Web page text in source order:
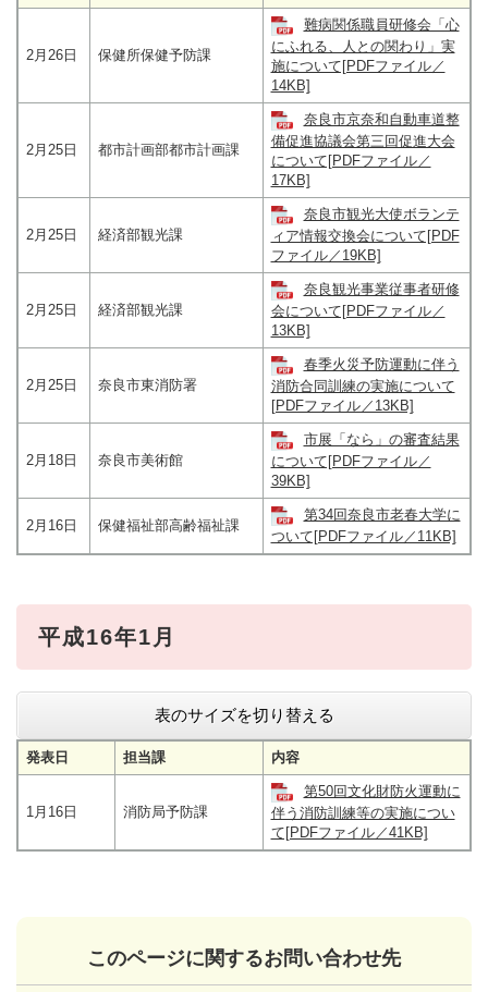
2月26日 保健所保健予防課
難病関係職員研修会「心
にふれる、人との関わり」実
施について[PDFファイル／
14KB]
2月25日 都市計画部都市計画課
奈良市京奈和自動車道整
備促進協議会第三回促進大会
について[PDFファイル／
17KB]
2月25日 経済部観光課
奈良市観光大使ボランテ
ィア情報交換会について[PDF
ファイル／19KB]
2月25日 経済部観光課
奈良観光事業従事者研修
会について[PDFファイル／
13KB]
2月25日 奈良市東消防署
春季火災予防運動に伴う
消防合同訓練の実施について
[PDFファイル／13KB]
2月18日 奈良市美術館
市展「なら」の審査結果
について[PDFファイル／
39KB]
2月16日 保健福祉部高齢福祉課
第34回奈良市老春大学に
ついて[PDFファイル／11KB]
平成16年1月
表のサイズを切り替える
発表日 担当課 内容
1月16日 消防局予防課
第50回文化財防火運動に
伴う消防訓練等の実施につい
て[PDFファイル／41KB]
このページに関するお問い合わせ先